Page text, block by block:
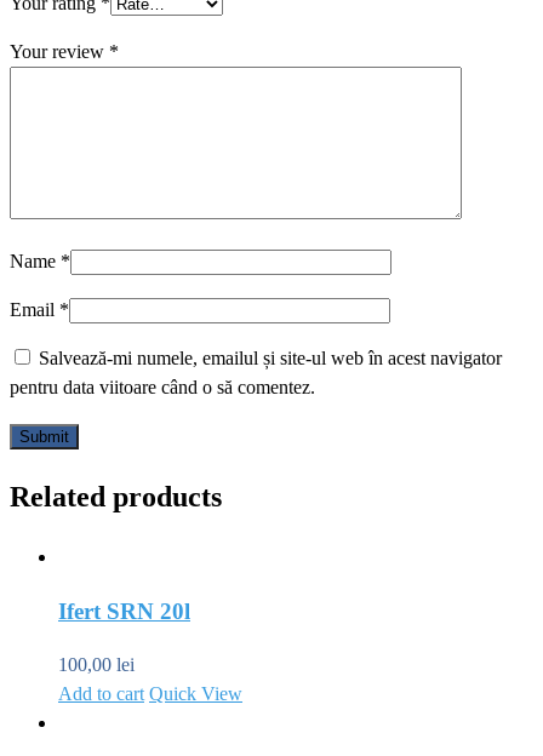
Your review *
Name *
Email *
Salvează-mi numele, emailul și site-ul web în acest navigator
pentru data viitoare când o să comentez.
Related products
Ifert SRN 20l
100,00 lei
Add to cart Quick View